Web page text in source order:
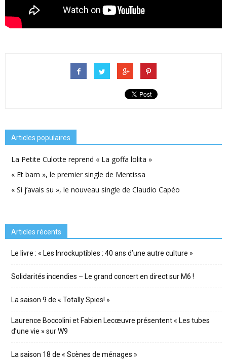
Articles populaires
La Petite Culotte reprend « La goffa lolita »
« Et bam », le premier single de Mentissa
« Si j’avais su », le nouveau single de Claudio Capéo
Articles récents
Le livre : « Les Inrockuptibles : 40 ans d’une autre culture »
Solidarités incendies – Le grand concert en direct sur M6 !
La saison 9 de « Totally Spies! »
Laurence Boccolini et Fabien Lecœuvre présentent « Les tubes
d’une vie » sur W9
La saison 18 de « Scènes de ménages »